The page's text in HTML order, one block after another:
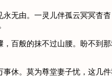
无由。一灵儿伴孤云冥冥杳
百般的抹不过山腰。盼不到
休。莫为尊堂妻子忧，这几件